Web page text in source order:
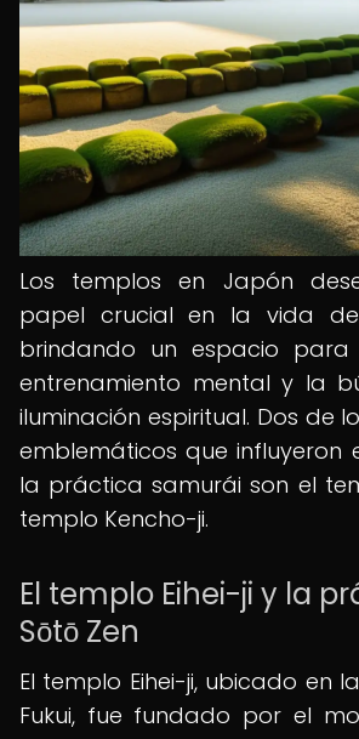
Los templos en Japón
papel crucial en la vida de
brindando un espacio para
entrenamiento mental y la
iluminación espiritual. Dos de
emblemáticos que influyeron
la práctica samurái son el
templo Kencho-ji.
El templo Eihei-ji y la
Sōtō Zen
El templo Eihei-ji, ubicado en
Fukui, fue fundado por el